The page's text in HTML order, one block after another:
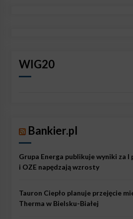
WIG20
Bankier.pl
Grupa Energa publikuje wyniki za I
i OZE napędzają wzrosty
Tauron Ciepło planuje przejęcie
Therma w Bielsku-Białej